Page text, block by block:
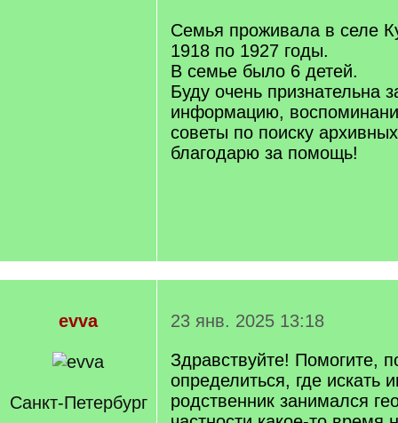
Семья проживала в селе
1918 по 1927 годы.
В семье было 6 детей.
Буду очень признательна
информацию,
советы по поиску
благодарю за помощь!
evva
Санкт-Петербург
23 янв. 2025 13:18
Здравствуйте! Помогите,
определиться, где
родственник занимался